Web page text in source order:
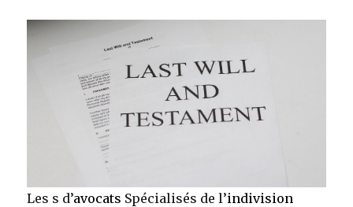
Les s d’avocats Spécialisés de l’indivision